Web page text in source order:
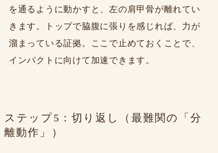
を通るように動かすと、左の肩甲骨が離れてい
きます。トップで脇腹に張りを感じれば、力が
溜まっている証拠。ここで止めておくことで、
インパクトに向けて加速できます。
ステップ5：切り返し（最難関の「分
離動作」）